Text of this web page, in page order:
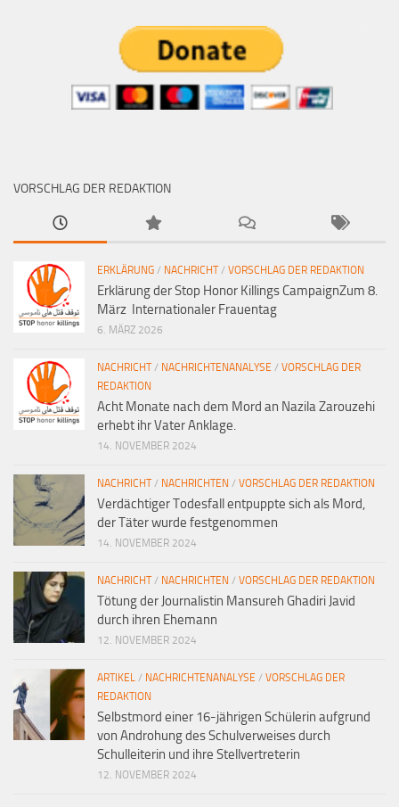
VORSCHLAG DER REDAKTION
ERKLÄRUNG / NACHRICHT/ VORSCHLAG DER REDAKTION
Erklärung der Stop Honor Killings CampaignZum 8.
März Internationaler Frauentag
6. MÄRZ 2026
NACHRICHT/ NACHRICHTENANALYSE / VORSCHLAG DER
REDAKTION
Acht Monate nach dem Mord an Nazila Zarouzehi
erhebt ihr Vater Anklage.
14. NOVEMBER 2024
NACHRICHT/ NACHRICHTEN / VORSCHLAG DER REDAKTION
Verdächtiger Todesfall entpuppte sich als Mord,
der Täter wurde festgenommen
14. NOVEMBER 2024
NACHRICHT/ NACHRICHTEN / VORSCHLAG DER REDAKTION
Tötung der Journalistin Mansureh Ghadiri Javid
durch ihren Ehemann
12. NOVEMBER 2024
ARTIKEL / NACHRICHTENANALYSE / VORSCHLAG DER
REDAKTION
Selbstmord einer 16-jährigen Schülerin aufgrund
von Androhung des Schulverweises durch
Schulleiterin und ihre Stellvertreterin
12. NOVEMBER 2024